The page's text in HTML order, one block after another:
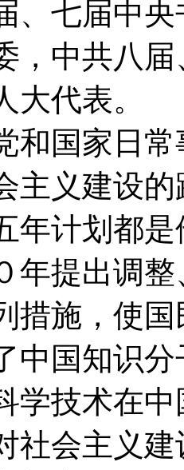
、七届中
，中共八
大代表。
和国家日
主义建设
年计划都
年提出调
措施，使
中国知识
学技术在
社会主义